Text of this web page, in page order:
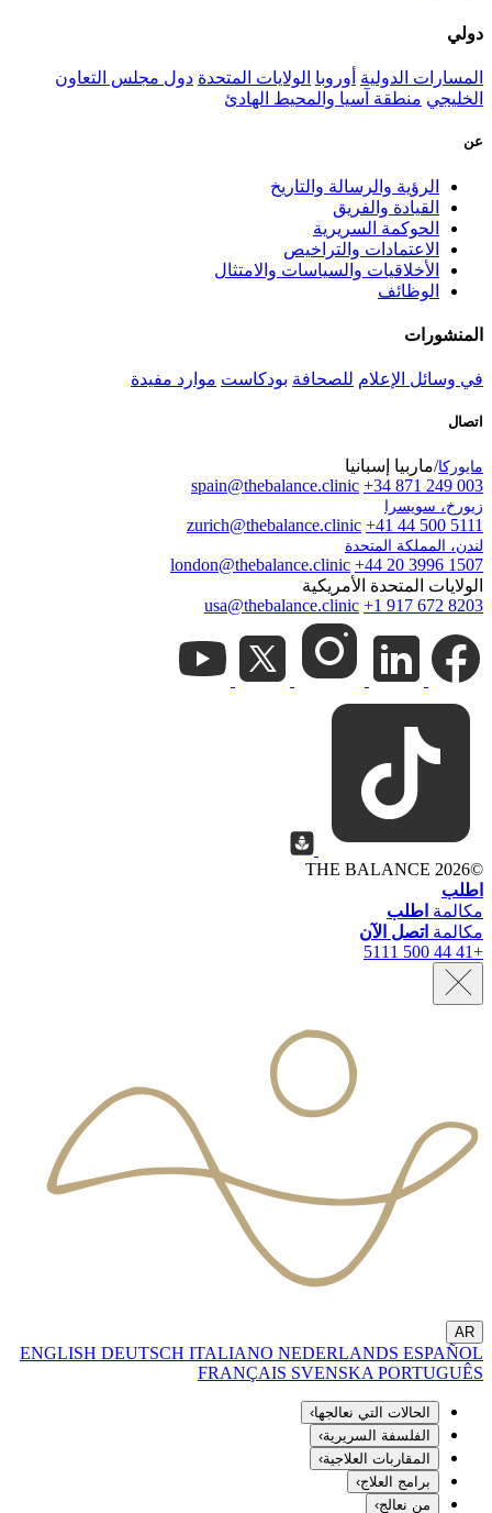
دولي
المسارات الدولية أوروبا الولايات المتحدة دول مجلس التعاون
الخليجي منطقة آسيا والمحيط الهادئ
عن
الرؤية والرسالة والتاريخ
القيادة والفريق
الحوكمة السريرية
الاعتمادات والتراخيص
الأخلاقيات والسياسات والامتثال
الوظائف
المنشورات
في وسائل الإعلام للصحافة بودكاست موارد مفيدة
اتصال
مايوركا/ماربيا إسبانيا
spain@thebalance.clinic +34 871 249 003
زيورخ، سويسرا
zurich@thebalance.clinic +41 44 500 5111
لندن، المملكة المتحدة
london@thebalance.clinic +44 20 3996 1507
الولايات المتحدة الأمريكية
usa@thebalance.clinic +1 917 672 8203
©
2026 THE BALANCE
اطلب
مكالمة اطلب
مكالمة اتصل الآن
+41 44 500 5111
AR
ENGLISH DEUTSCH ITALIANO NEDERLANDS ESPAÑOL
FRANÇAIS SVENSKAPORTUGUÊS
الحالات التي نعالجها›
الفلسفة السريرية›
المقاربات العلاجية›
برامج العلاج›
من نعالج›